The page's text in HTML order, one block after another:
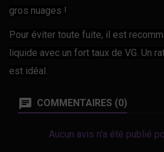
gros nuages !
Pour éviter toute fuite, il est
liquide avec un fort taux de VG. Un
est idéal.
COMMENTAIRES (0)
Aucun avis n'a été publié